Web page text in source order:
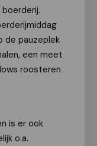
de pauzeplek
een meet
roosteren
is er ook
o.a.